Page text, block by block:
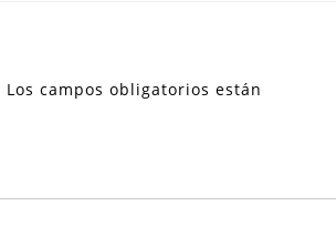
Los campos obligatorios están